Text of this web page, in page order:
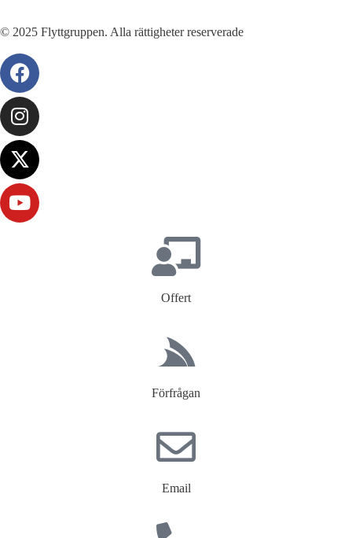
© 2025 Flyttgruppen. Alla rättigheter reserverade
Offert
Förfrågan
Email